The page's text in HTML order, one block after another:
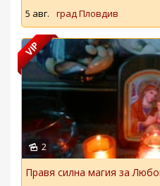
5 авг. град Пловдив
VIP
2